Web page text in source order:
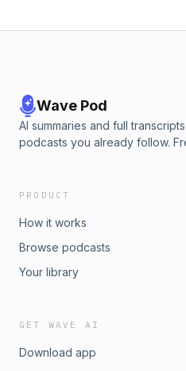
Wave Pod
AI summaries and full
podcasts you already follow.
PRODUCT
How it works
Browse podcasts
Your library
GET WAVE AI
Download app